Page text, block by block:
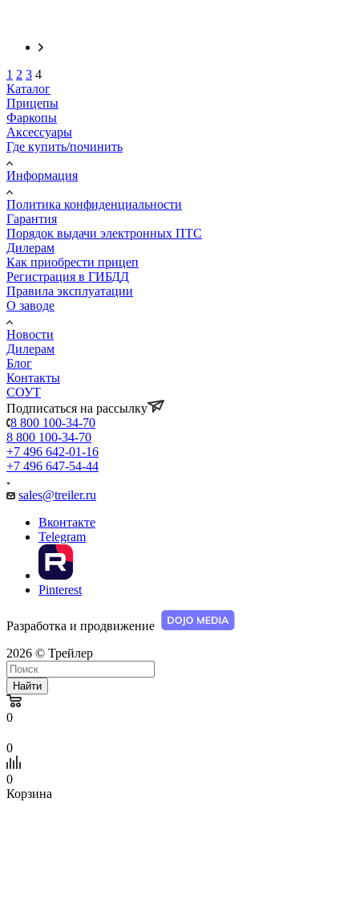
1 2 3 4
Каталог
Прицепы
Фаркопы
Аксессуары
Где купить/починить
Информация
Политика конфиденциальности
Гарантия
Порядок выдачи электронных ПТС
Дилерам
Как приобрести прицеп
Регистрация в ГИБДД
Правила эксплуатации
О заводе
Новости
Дилерам
Блог
Контакты
СОУТ
Подписаться на рассылку
8 800 100-34-70
8 800 100-34-70
+7 496 642-01-16
+7 496 647-54-44
sales@treiler.ru
Вконтакте
Telegram
Pinterest
Разработка и продвижение
2026 © Трейлер
Найти
0
0
0
Корзина